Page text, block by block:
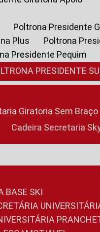
Poltrona Presidente
Plus
Poltrona
Presidente Pequim
PRESIDENTE
Giratoria Sem Braço
Cadeira Secretaria
BASE SKI